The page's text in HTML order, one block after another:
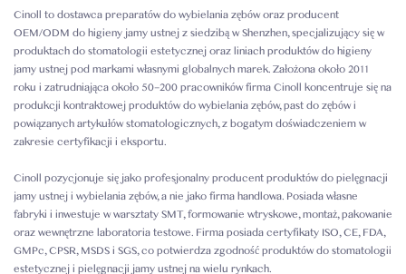
Cinoll to dostawca preparatów do wybielania zębów oraz producent
OEM/ODM do higieny jamy ustnej z siedzibą w Shenzhen, specjalizujący się w
produktach do stomatologii estetycznej oraz liniach produktów do higieny
jamy ustnej pod markami własnymi globalnych marek. Założona około 2011
roku i zatrudniająca około 50–200 pracowników firma Cinoll koncentruje się na
produkcji kontraktowej produktów do wybielania zębów, past do zębów i
powiązanych artykułów stomatologicznych, z bogatym doświadczeniem w
zakresie certyfikacji i eksportu.
Cinoll pozycjonuje się jako profesjonalny producent produktów do pielęgnacji
jamy ustnej i wybielania zębów, a nie jako firma handlowa. Posiada własne
fabryki i inwestuje w warsztaty SMT, formowanie wtryskowe, montaż, pakowanie
oraz wewnętrzne laboratoria testowe. Firma posiada certyfikaty ISO, CE, FDA,
GMPc, CPSR, MSDS i SGS, co potwierdza zgodność produktów do stomatologii
estetycznej i pielęgnacji jamy ustnej na wielu rynkach.